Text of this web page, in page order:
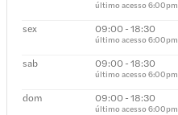
último acesso6:00pm
sex 09:00 - 18:30
último acesso6:00pm
sab 09:00 - 18:30
último acesso6:00pm
dom 09:00 - 18:30
último acesso6:00pm